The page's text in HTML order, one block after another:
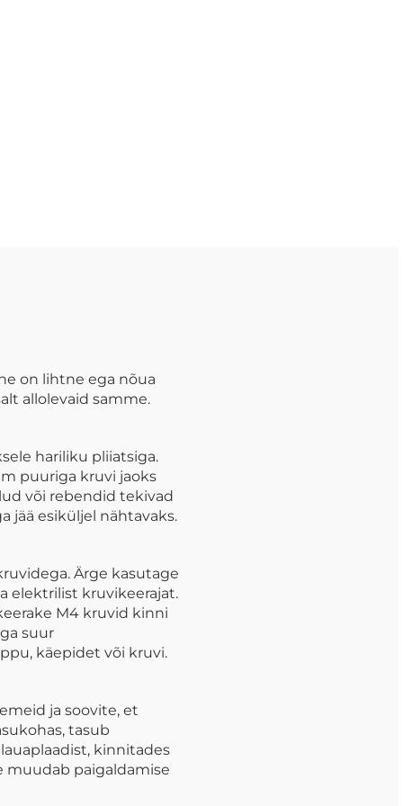
on lihtne ega nõua
allolevaid samme.
hariliku pliiatsiga.
puuriga kruvi jaoks
või rebendid tekivad
jää esiküljel nähtavaks.
Ärge kasutage
elektrilist kruvikeerajat.
M4 kruvid kinni
suur
käepidet või kruvi.
ja soovite, et
tasub
kinnitades
muudab paigaldamise